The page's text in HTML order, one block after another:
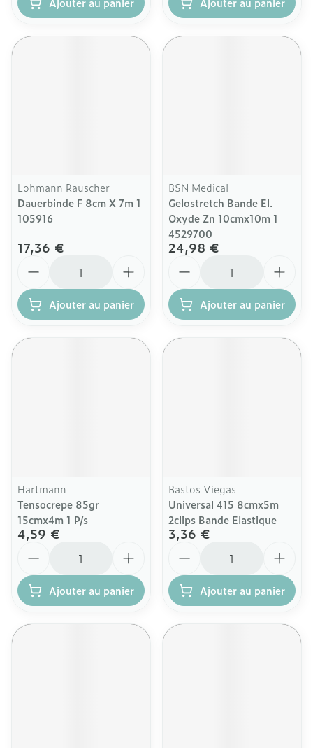
Lohmann Rauscher
Dauerbinde F 8cm X 7m 1
105916
17,36 €
Ajouter au panier
BSN Medical
Gelostretch Bande El.
Oxyde Zn 10cmx10m 1
4529700
24,98 €
Ajouter au panier
Hartmann
Tensocrepe 85gr
15cmx4m 1 P/s
4,59 €
Ajouter au panier
Bastos Viegas
Universal 415 8cmx5m
2clips Bande Elastique
3,36 €
Ajouter au panier